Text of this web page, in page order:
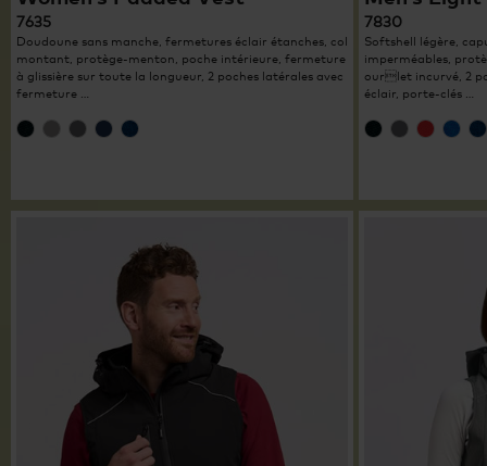
7635
Doudoune sans manche, fermetures éclair étanches, col
montant, protège-menton, poche intérieure, fermeture
à glissière sur toute la longueur, 2 poches latérales avec
fermeture …
7830
Softshell légère,
imperméables,
ourlet incurvé, 2
éclair, porte-clés …